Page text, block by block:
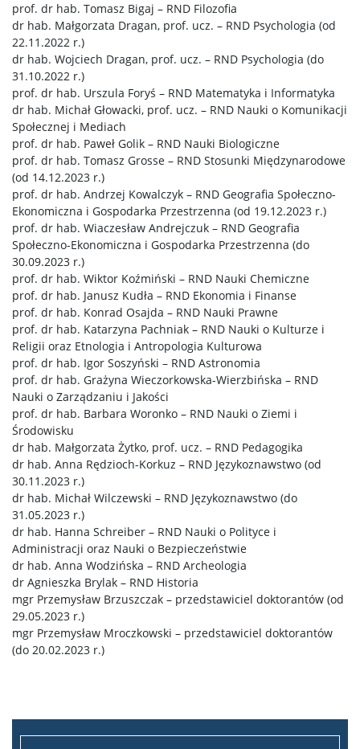
Nauki Socjologiczne
Pedagogika
Psychologia
Stosunki Międzynarodowe
Dyscypliny ścisłe i przyrodnicze
Astronomia
Informatyka
Matematyka
Nauki Biologiczne
Nauki Chemiczne
Nauki Fizyczne
Nauki o Ziemi i Środowisku
Rada Naukowa Dziedzin
prof. dr hab. Tomasz Bigaj – RND Filozofia
dr hab. Małgorzata Dragan, prof. ucz. – RND Psychologia (od
22.11.2022 r.)
dr hab. Wojciech Dragan, prof. ucz. – RND Psychologia (do
31.10.2022 r.)
prof. dr hab. Urszula Foryś – RND Matematyka i Informatyka
dr hab. Michał Głowacki, prof. ucz. – RND Nauki o Komunikacji
Społecznej i Mediach
prof. dr hab. Paweł Golik – RND Nauki Biologiczne
prof. dr hab. Tomasz Grosse – RND Stosunki Międzynarodowe
(od 14.12.2023 r.)
prof. dr hab. Andrzej Kowalczyk – RND Geografia Społeczno-
Ekonomiczna i Gospodarka Przestrzenna (od 19.12.2023 r.)
prof. dr hab. Wiaczesław Andrejczuk – RND Geografia
Społeczno-Ekonomiczna i Gospodarka Przestrzenna (do
30.09.2023 r.)
prof. dr hab. Wiktor Koźmiński – RND Nauki Chemiczne
prof. dr hab. Janusz Kudła – RND Ekonomia i Finanse
prof. dr hab. Konrad Osajda – RND Nauki Prawne
prof. dr hab. Katarzyna Pachniak – RND Nauki o Kulturze i
Religii oraz Etnologia i Antropologia Kulturowa
prof. dr hab. Igor Soszyński – RND Astronomia
prof. dr hab. Grażyna Wieczorkowska-Wierzbińska – RND
Nauki o Zarządzaniu i Jakości
prof. dr hab. Barbara Woronko – RND Nauki o Ziemi i
Środowisku
dr hab. Małgorzata Żytko, prof. ucz. – RND Pedagogika
dr hab. Anna Rędzioch-Korkuz – RND Językoznawstwo (od
30.11.2023 r.)
dr hab. Michał Wilczewski – RND Językoznawstwo (do
31.05.2023 r.)
dr hab. Hanna Schreiber – RND Nauki o Polityce i
Administracji oraz Nauki o Bezpieczeństwie
dr hab. Anna Wodzińska – RND Archeologia
dr Agnieszka Brylak – RND Historia
mgr Przemysław Brzuszczak – przedstawiciel doktorantów (od
29.05.2023 r.)
mgr Przemysław Mroczkowski – przedstawiciel doktorantów
(do 20.02.2023 r.)